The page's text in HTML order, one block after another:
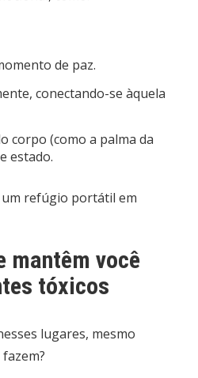
de paz.
conectando-se àquela
corpo (como a palma da
estado.
refúgio portátil em
mantêm você
tóxicos
lugares, mesmo